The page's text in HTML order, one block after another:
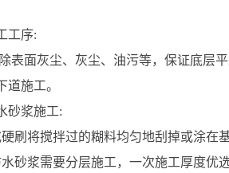
序:
面灰尘、灰尘、油污等，保证底层平
道施工。
浆施工:
将搅拌过的糊料均匀地刮掉或涂在基
浆需要分层施工，一次施工厚度优